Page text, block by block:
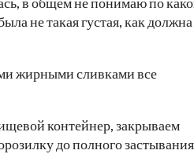
не такая густая, как должна
жирными сливками все
контейнер, закрываем
до полного